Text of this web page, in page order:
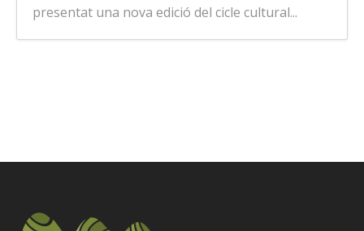
presentat una nova edició del cicle cultural...